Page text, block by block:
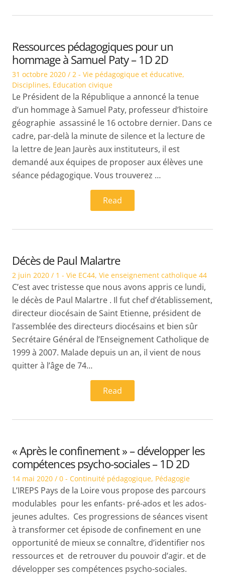
Ressources pédagogiques pour un
hommage à Samuel Paty – 1D 2D
Posted
on
31 octobre 2020
Posted
in
2 - Vie pédagogique et éducative,
Disciplines, Education civique
Le Président de la République a annoncé la tenue
d’un hommage à Samuel Paty, professeur d’histoire
géographie assassiné le 16 octobre dernier. Dans ce
cadre, par-delà la minute de silence et la lecture de
la lettre de Jean Jaurès aux instituteurs, il est
demandé aux équipes de proposer aux élèves une
séance pédagogique. Vous trouverez …
Read
Décès de Paul Malartre
Posted
on
2 juin 2020
Posted
in
1 - Vie EC44, Vie enseignement catholique 44
C’est avec tristesse que nous avons appris ce lundi,
le décès de Paul Malartre . Il fut chef d’établissement,
directeur diocésain de Saint Etienne, président de
l’assemblée des directeurs diocésains et bien sûr
Secrétaire Général de l’Enseignement Catholique de
1999 à 2007. Malade depuis un an, il vient de nous
quitter à l’âge de 74…
Read
« Après le confinement » – développer les
compétences psycho-sociales – 1D 2D
Posted
on
14 mai 2020
Posted
in
0 - Continuité pédagogique, Pédagogie
L’IREPS Pays de la Loire vous propose des parcours
modulables pour les enfants- pré-ados et les ados-
jeunes adultes. Ces progressions de séances visent
à transformer cet épisode de confinement en une
opportunité de mieux se connaître, d’identifier nos
ressources et de retrouver du pouvoir d’agir. et de
développer ses compétences psycho-sociales.